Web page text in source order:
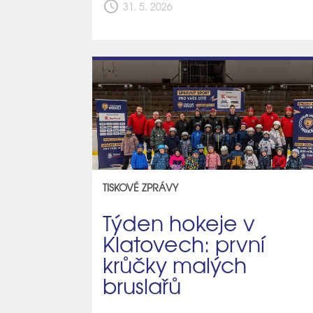
schedule 31. 5. 2026
TISKOVÉ ZPRÁVY
Týden hokeje v
Klatovech: první
krůčky malých
bruslařů